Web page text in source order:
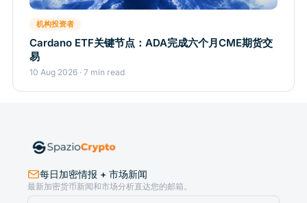
机构投资者
Cardano ETF关键节点：ADA完成六个月CME期货交
易
10 Aug 2026 · 7 min read
每日加密情报 + 市场新闻
最新加密货币新闻和市场分析直达您的邮箱。